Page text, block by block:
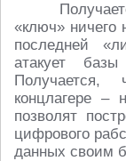
«ключ» ничего
последней
атакует
Получается,
концлагере –
позволят
цифрового
данных своим